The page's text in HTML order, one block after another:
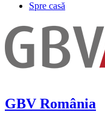
Spre casă
GBV România